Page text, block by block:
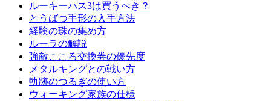
ルーキーパス3は買うべき？
とうばつ手形の入手方法
経験の珠の集め方
ルーラの解説
強敵こころ交換券の優先度
メタルキングとの戦い方
軌跡のつるぎの使い方
ウォーキング家族の仕様